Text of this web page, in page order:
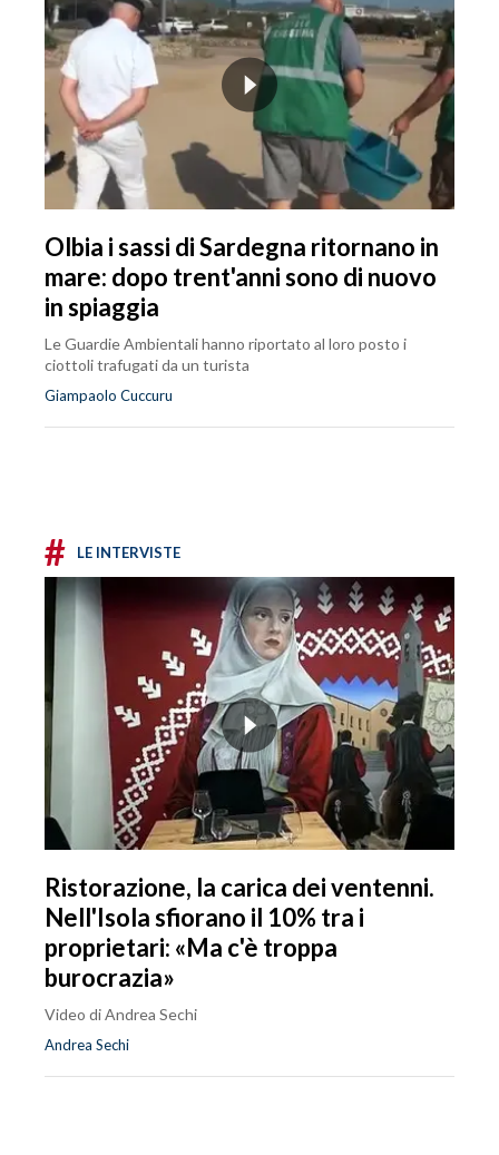
Olbia i sassi di Sardegna ritornano in
mare: dopo trent'anni sono di nuovo
in spiaggia
Le Guardie Ambientali hanno riportato al loro posto i
ciottoli trafugati da un turista
Giampaolo Cuccuru
# LE INTERVISTE
Ristorazione, la carica dei ventenni.
Nell'Isola sfiorano il 10% tra i
proprietari: «Ma c'è troppa
burocrazia»
Video di Andrea Sechi
Andrea Sechi